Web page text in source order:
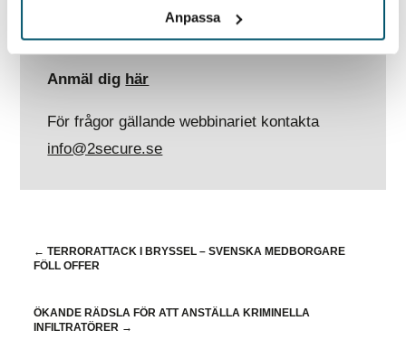
Anpassa
Vad gör jag om jag hamnar i en PDV
Anmäl dig här
För frågor gällande webbinariet kontakta
info@2secure.se
←TERRORATTACK I BRYSSEL – SVENSKA MEDBORGARE
FÖLL OFFER
ÖKANDE RÄDSLA FÖR ATT ANSTÄLLA KRIMINELLA
INFILTRATÖRER →